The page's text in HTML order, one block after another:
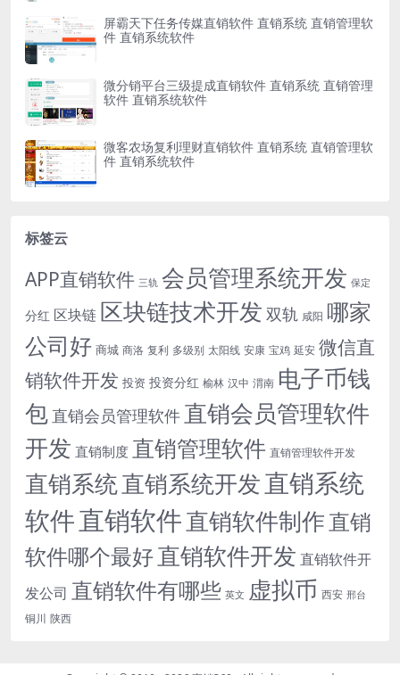
屏霸天下任务传媒直销软件 直销系统 直销管理软
件 直销系统软件
微分销平台三级提成直销软件 直销系统 直销管理
软件 直销系统软件
微客农场复利理财直销软件 直销系统 直销管理软
件 直销系统软件
标签云
APP直销软件 三轨 会员管理系统开发 保定
分红 区块链 区块链技术开发 双轨 咸阳 哪家
公司好 商城 商洛 复利 多级别 太阳线 安康 宝鸡 延安 微信直
销软件开发 投资 投资分红 榆林 汉中 渭南 电子币钱
包 直销会员管理软件 直销会员管理软件
开发 直销制度 直销管理软件 直销管理软件开发
直销系统直销系统开发直销系统
软件直销软件直销软件制作直销
软件哪个最好直销软件开发 直销软件开
发公司 直销软件有哪些 英文 虚拟币 西安 邢台
铜川 陕西